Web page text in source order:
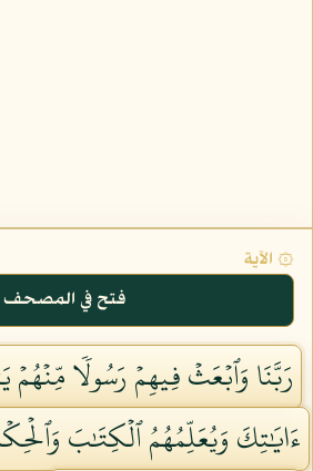
۞ الآية
فتح في المصحف
رَبَّنَا وَٱبۡعَثۡ فِيهِمۡ رَسُولٗا مِّنۡهُمۡ
ءَايَٰتِكَ وَيُعَلِّمُهُمُ ٱلۡكِتَٰبَ